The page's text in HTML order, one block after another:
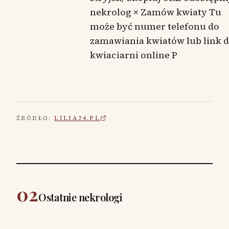
nekrolog × Zamów kwiaty Tu
może być numer telefonu do
zamawiania kwiatów lub link
kwiaciarni online P
ŹRÓDŁO: LILIA24.PL
02Ostatnie nekrologi